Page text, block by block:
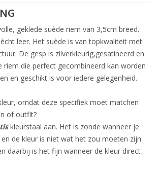
geklede suède riem van 3,5cm breed.
leer. Het suède is van topkwaliteit met
De gesp is zilverkleurig,gesatineerd en
riem die perfect gecombineerd kan worden
en geschikt is voor iedere gelegenheid.
omdat deze specifiek moet matchen
of outfit?
kleurstaal aan. Het is zonde wanneer je
de kleur is niet wat het zou moeten zijn.
daarbij is het fijn wanneer de kleur direct